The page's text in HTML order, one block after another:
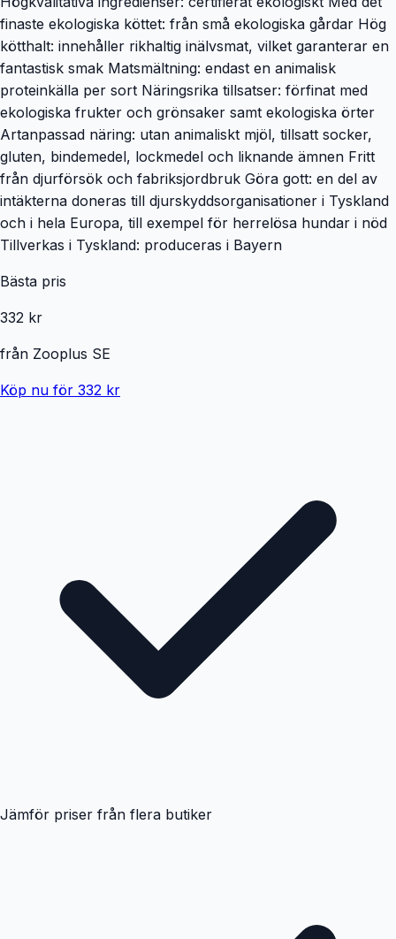
finaste ekologiska köttet: från små ekologiska gårdar Hög
kötthalt: innehåller rikhaltig inälvsmat, vilket garanterar en
fantastisk smak Matsmältning: endast en animalisk
proteinkälla per sort Näringsrika tillsatser: förfinat med
ekologiska frukter och grönsaker samt ekologiska örter
Artanpassad näring: utan animaliskt mjöl, tillsatt socker,
gluten, bindemedel, lockmedel och liknande ämnen Fritt
från djurförsök och fabriksjordbruk Göra gott: en del av
intäkterna doneras till djurskyddsorganisationer i Tyskland
och i hela Europa, till exempel för herrelösa hundar i nöd
Tillverkas i Tyskland: produceras i Bayern
Bästa pris
332 kr
från Zooplus SE
Köp nu för 332 kr
Jämför priser från flera butiker